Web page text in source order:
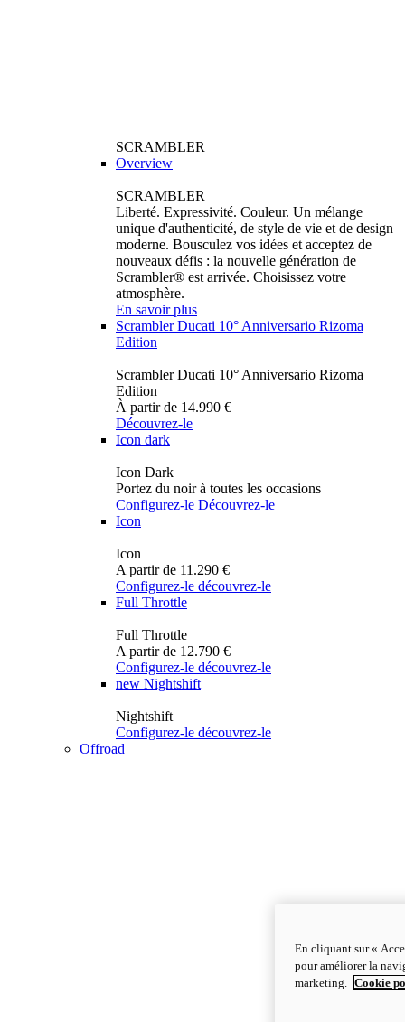
SCRAMBLER
Overview
SCRAMBLER
Liberté. Expressivité. Couleur. Un mélange
unique d'authenticité, de style de vie et de design
moderne. Bousculez vos idées et acceptez de
nouveaux défis : la nouvelle génération de
Scrambler® est arrivée. Choisissez votre
atmosphère.
En savoir plus
Scrambler Ducati 10° Anniversario Rizoma
Edition
Scrambler Ducati 10° Anniversario Rizoma
Edition
À partir de 14.990 €
Découvrez-le
Icon dark
Icon Dark
Portez du noir à toutes les occasions
Configurez-le Découvrez-le
Icon
Icon
A partir de 11.290 €
Configurez-le découvrez-le
Full Throttle
Full Throttle
A partir de 12.790 €
Configurez-le découvrez-le
new Nightshift
Nightshift
Configurez-le découvrez-le
Offroad
En cliquant sur «
pour améliorer la
marketing.
Cookie